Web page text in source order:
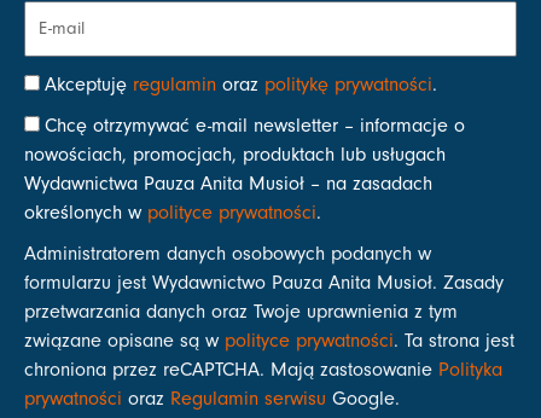
Akceptuję regulamin oraz politykę prywatności.
Chcę otrzymywać e-mail newsletter – informacje o
nowościach, promocjach, produktach lub usługach
Wydawnictwa Pauza Anita Musioł – na zasadach
określonych w polityce prywatności.
Administratorem danych osobowych podanych w
formularzu jest Wydawnictwo Pauza Anita Musioł. Zasady
przetwarzania danych oraz Twoje uprawnienia z tym
związane opisane są w polityce prywatności. Ta strona jest
chroniona przez reCAPTCHA. Mają zastosowanie Polityka
prywatności oraz Regulamin serwisu Google.